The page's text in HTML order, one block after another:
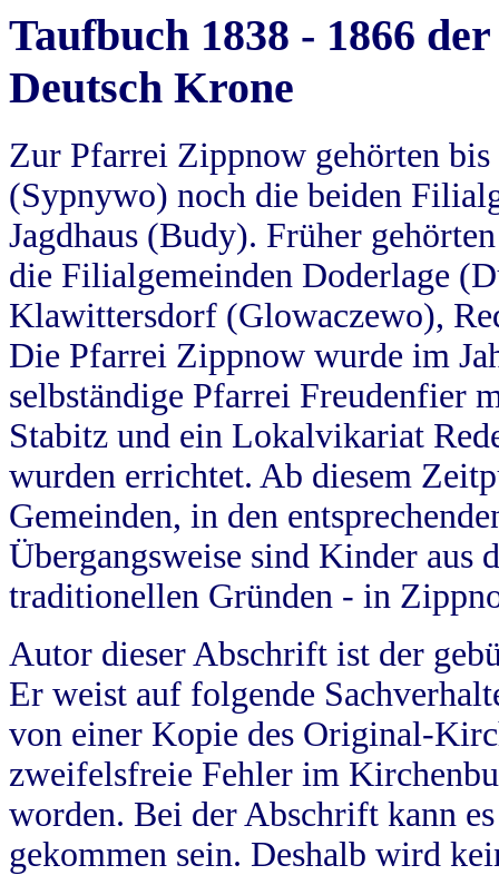
Taufbuch 1838 - 1866
Deutsch Krone
Zur Pfarrei Zippnow gehörten
(Sypnywo) noch die beiden
Jagdhaus (Budy). Früher
die Filialgemeinden Doderlage
Klawittersdorf (Glowaczewo),
Die Pfarrei Zippnow wurde im
selbständige Pfarrei Freudenfier
Stabitz und ein Lokalvikariat
wurden errichtet. Ab diesem
Gemeinden, in den
Übergangsweise sind Kinder aus
traditionellen Gründen - in
Autor dieser Abschrift ist der
Er weist auf folgende
von einer Kopie des Original-
zweifelsfreie Fehler im
worden. Bei der Abschrift kann
gekommen sein. Deshalb wird